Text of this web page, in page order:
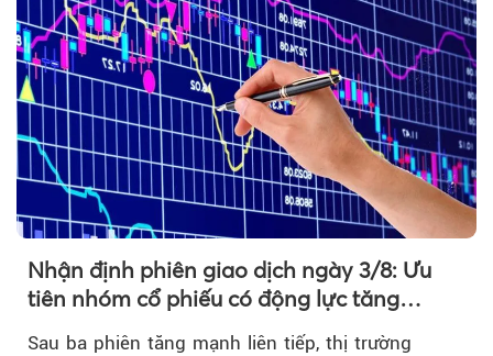
Nhận định phiên giao dịch ngày 3/8: Ưu
tiên nhóm cổ phiếu có động lực tăng
Sau ba phiên tăng mạnh liên tiếp, thị trường